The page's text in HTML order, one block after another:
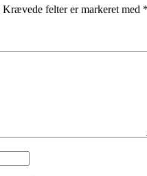
Krævede felter er markeret med *